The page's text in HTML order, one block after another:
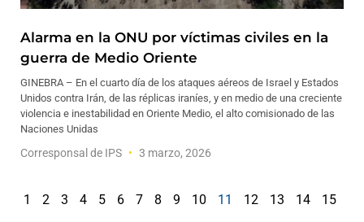
Alarma en la ONU por víctimas civiles en la
guerra de Medio Oriente
GINEBRA – En el cuarto día de los ataques aéreos de Israel y Estados
Unidos contra Irán, de las réplicas iraníes, y en medio de una creciente
violencia e inestabilidad en Oriente Medio, el alto comisionado de las
Naciones Unidas
Corresponsal de IPS 3 marzo, 2026
1 2 3 4 5 6 7 8 9 10 11 12 13 14 15